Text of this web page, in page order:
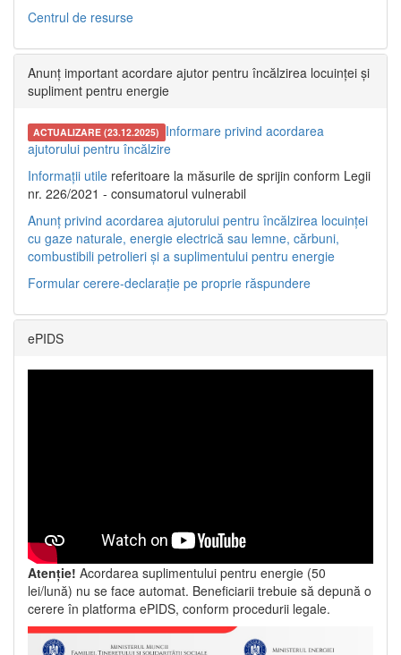
Centrul de resurse
Anunț important acordare ajutor pentru încălzirea locuinței și
supliment pentru energie
ACTUALIZARE (23.12.2025) Informare privind acordarea
ajutorului pentru încălzire
Informații utile referitoare la măsurile de sprijin conform Legii
nr. 226/2021 - consumatorul vulnerabil
Anunț privind acordarea ajutorului pentru încălzirea locuinței
cu gaze naturale, energie electrică sau lemne, cărbuni,
combustibili petrolieri și a suplimentului pentru energie
Formular cerere-declarație pe proprie răspundere
ePIDS
Atenție! Acordarea suplimentului pentru energie (50
lei/lună) nu se face automat. Beneficiarii trebuie să depună o
cerere în platforma ePIDS, conform procedurii legale.